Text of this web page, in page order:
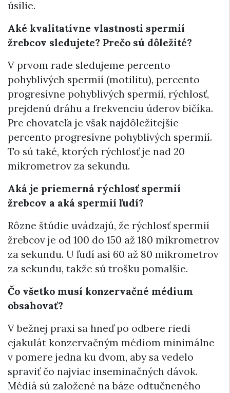
úsilie.
Aké kvalitatívne vlastnosti spermií
žrebcov sledujete? Prečo sú dôležité?
V prvom rade sledujeme percento
pohyblivých spermií (motilitu), percento
progresívne pohyblivých spermií, rýchlosť,
prejdenú dráhu a frekvenciu úderov bičíka.
Pre chovateľa je však najdôležitejšie
percento progresívne pohyblivých spermií.
To sú také, ktorých rýchlosť je nad 20
mikrometrov za sekundu.
Aká je priemerná rýchlosť spermií
žrebcov a aká spermií ľudí?
Rôzne štúdie uvádzajú, že rýchlosť spermií
žrebcov je od 100 do 150 až 180 mikrometrov
za sekundu. U ľudí asi 60 až 80 mikrometrov
za sekundu, takže sú trošku pomalšie.
Čo všetko musí konzervačné médium
obsahovať?
V bežnej praxi sa hneď po odbere riedi
ejakulát konzervačným médiom minimálne
v pomere jedna ku dvom, aby sa vedelo
spraviť čo najviac inseminačných dávok.
Médiá sú založené na báze odtučneného